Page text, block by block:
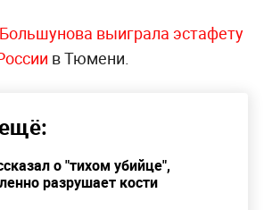
выиграла эстафету
в Тюмени.
о "тихом убийце",
разрушает кости